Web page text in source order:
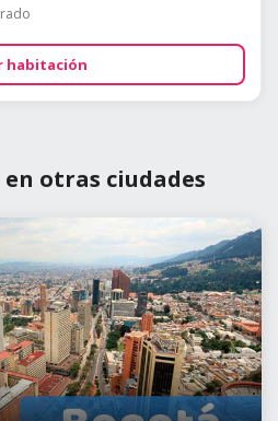
habitación
otras ciudades